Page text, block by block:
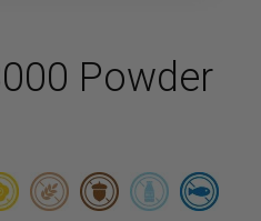
Powder